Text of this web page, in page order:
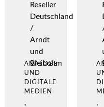
Reseller
Deutschland
/
Arndt
und
Bleibohm
ANALOGE
UND
DIGITALE
MEDIEN
, ,